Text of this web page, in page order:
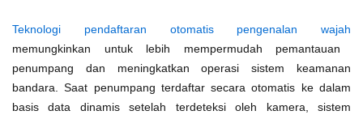
Teknologi pendaftaran otomatis pengenalan wajah
memungkinkan untuk lebih mempermudah pemantauan
penumpang dan meningkatkan operasi sistem keamanan
bandara. Saat penumpang terdaftar secara otomatis ke dalam
basis data dinamis setelah terdeteksi oleh kamera, sistem